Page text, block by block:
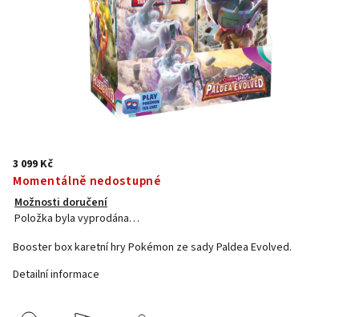
3 099 Kč
Momentálně nedostupné
Možnosti doručení
Položka byla vyprodána…
Booster box karetní hry Pokémon ze sady Paldea Evolved.
Detailní informace